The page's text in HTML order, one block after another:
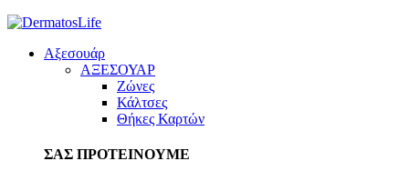
Αξεσουάρ
ΑΞΕΣΟΥΑΡ
Ζώνες
Κάλτσες
Θήκες Καρτών
ΣΑΣ ΠΡΟΤΕΙΝΟΥΜΕ